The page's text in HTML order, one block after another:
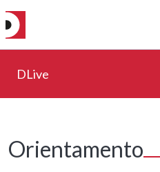
DLive
Orientamento